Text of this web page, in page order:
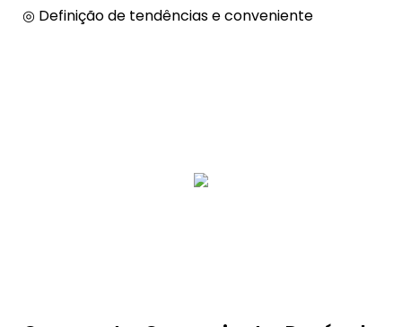
◎ Definição de tendências e conveniente